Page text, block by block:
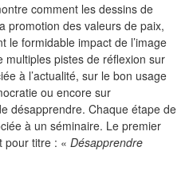
comment les dessins de
promotion des valeurs de paix,
le formidable impact de l’image
pistes de réflexion sur
à l’actualité, sur le bon usage
ou encore sur
désapprendre. Chaque étape de
à un séminaire. Le premier
pour titre : « Désapprendre